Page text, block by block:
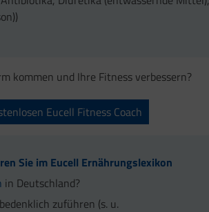
kommen und Ihre Fitness verbessern?
Eucell Fitness Coach
Sie im Eucell Ernährungslexikon
in Deutschland?
zuführen (s. u.